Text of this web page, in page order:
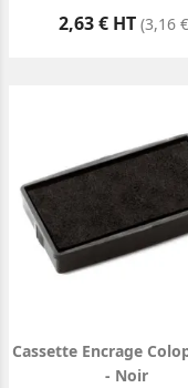
Prix
2,63 € HT (3,16
Cassette Encrage
- Noir